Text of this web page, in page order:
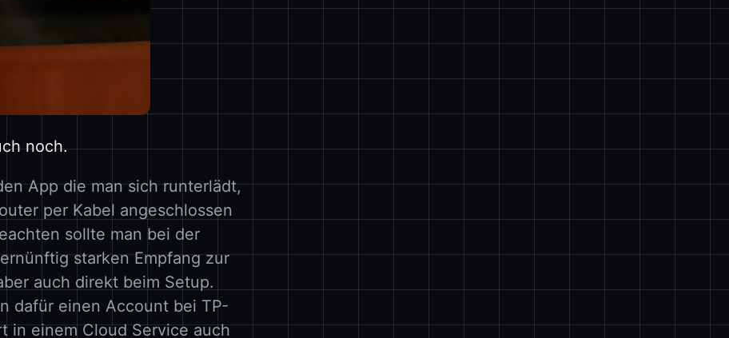
noch.
App die man sich runterlädt,
per Kabel angeschlossen
sollte man bei der
starken Empfang zur
auch direkt beim Setup.
dafür einen Account bei TP-
in einem Cloud Service auch